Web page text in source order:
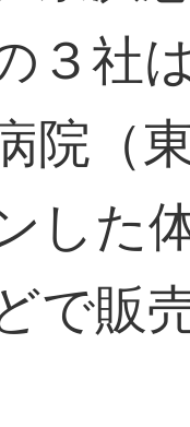
３社
院（
した
で販